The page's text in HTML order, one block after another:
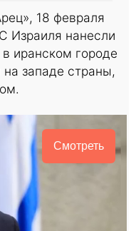
18 февраля
Израиля нанесли
иранском городе
западе страны,
Смотреть